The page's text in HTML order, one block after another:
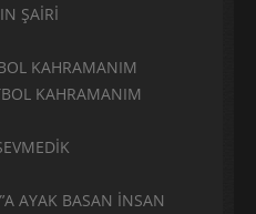
ŞAİRİ
KAHRAMANIM
KAHRAMANIM
AYAK BASAN İNSAN